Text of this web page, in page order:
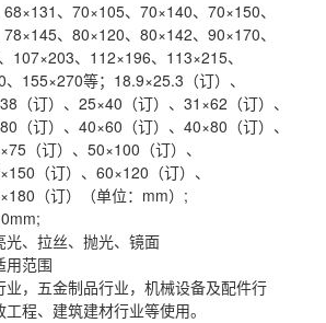
、70×105、70×140、70×150、
、80×120、80×142、90×170、
107×203、112×196、113×215、
155×270等；18.9×25.3（订）、
（订）、25×40（订）、31×62（订）、
（订）、40×60（订）、40×80（订）、
（订）、50×100（订）、
（订）、60×120（订）、
（订）（单位：mm）;
、拉丝、抛光、镜面
用范围
，五金制品行业，机械设备及配件行
程、建筑建材行业等使用。